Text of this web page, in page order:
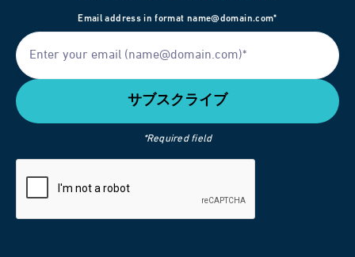
Email address in format name@domain.com*
*Required field